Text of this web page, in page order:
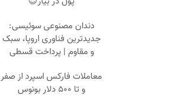
دندان مصنوعی سوئیسی:
جدیدترین فناوری اروپا، سبک
و مقاوم | پرداخت قسطی
معاملات فارکس اسپرد از صفر
و تا ۵۰۰ دلار بونوس